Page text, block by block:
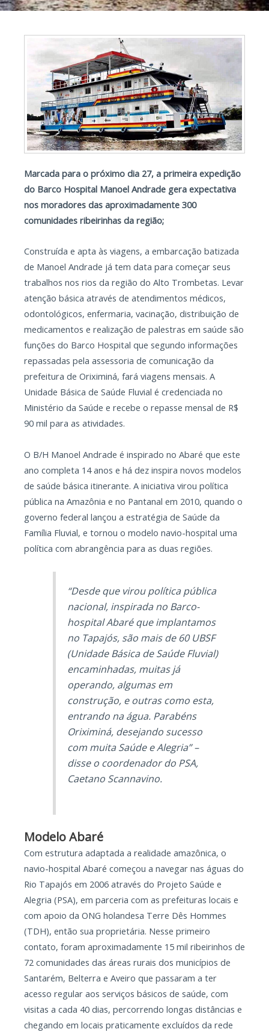
Marcada para o próximo dia 27, a primeira expedição
do Barco Hospital Manoel Andrade gera expectativa
nos moradores das aproximadamente 300
comunidades ribeirinhas da região;
Construída e apta às viagens, a embarcação batizada
de Manoel Andrade já tem data para começar seus
trabalhos nos rios da região do Alto Trombetas. Levar
atenção básica através de atendimentos médicos,
odontológicos, enfermaria, vacinação, distribuição de
medicamentos e realização de palestras em saúde são
funções do Barco Hospital que segundo informações
repassadas pela assessoria de comunicação da
prefeitura de Oriximiná, fará viagens mensais. A
Unidade Básica de Saúde Fluvial é credenciada no
Ministério da Saúde e recebe o repasse mensal de R$
90 mil para as atividades.
O B/H Manoel Andrade é inspirado no Abaré que este
ano completa 14 anos e há dez inspira novos modelos
de saúde básica itinerante. A iniciativa virou política
pública na Amazônia e no Pantanal em 2010, quando o
governo federal lançou a estratégia de Saúde da
Família Fluvial, e tornou o modelo navio-hospital uma
política com abrangência para as duas regiões.
“Desde que virou política pública
nacional, inspirada no Barco-
hospital Abaré que implantamos
no Tapajós, são mais de 60 UBSF
(Unidade Básica de Saúde Fluvial)
encaminhadas, muitas já
operando, algumas em
construção, e outras como esta,
entrando na água. Parabéns
Oriximiná, desejando sucesso
com muita Saúde e Alegria” –
disse o coordenador do PSA,
Caetano Scannavino.
Modelo Abaré
Com estrutura adaptada a realidade amazônica, o
navio-hospital Abaré começou a navegar nas águas do
Rio Tapajós em 2006 através do Projeto Saúde e
Alegria (PSA), em parceria com as prefeituras locais e
com apoio da ONG holandesa Terre Dês Hommes
(TDH), então sua proprietária. Nesse primeiro
contato, foram aproximadamente 15 mil ribeirinhos de
72 comunidades das áreas rurais dos municípios de
Santarém, Belterra e Aveiro que passaram a ter
acesso regular aos serviços básicos de saúde, com
visitas a cada 40 dias, percorrendo longas distâncias e
chegando em locais praticamente excluídos da rede